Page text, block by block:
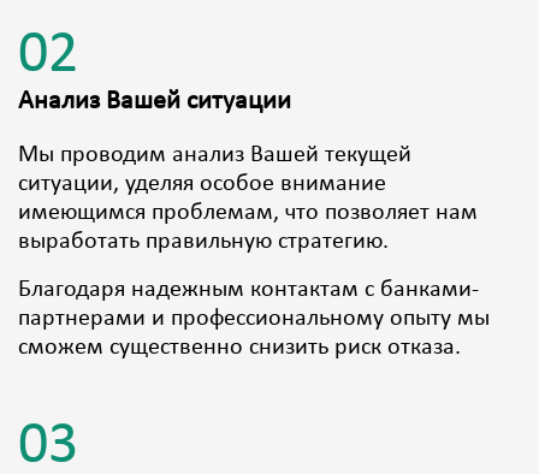
02
Анализ Вашей ситуации
Мы проводим анализ Вашей текущей
ситуации, уделяя особое внимание
имеющимся проблемам, что позволяет нам
выработать правильную стратегию.
Благодаря надежным контактам с банками-
партнерами и профессиональному опыту мы
сможем существенно снизить риск отказа.
03